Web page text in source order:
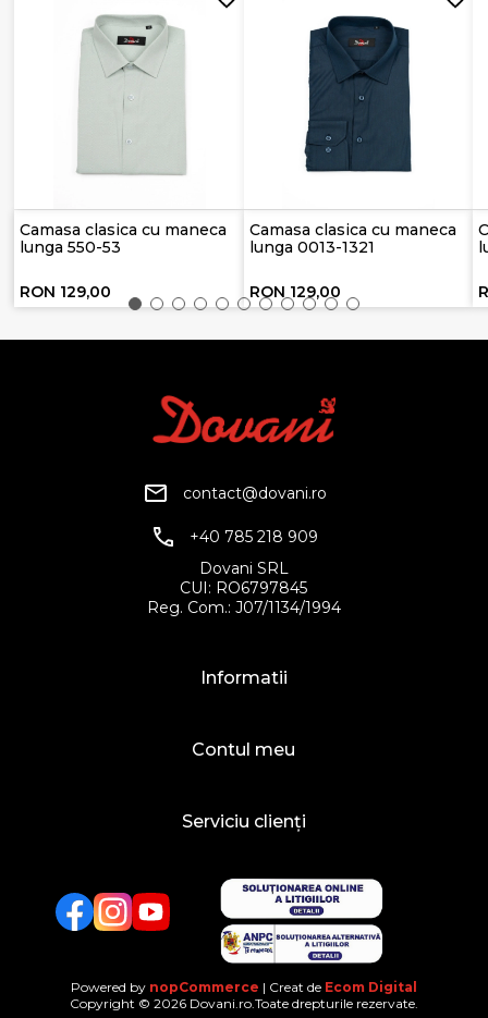
Camasa clasica cu maneca
lunga 550-53
RON 129,00
Camasa clasica cu maneca
lunga 0013-1321
RON 129,00
contact@dovani.ro
+40 785 218 909
Dovani SRL
CUI: RO6797845
Reg. Com.: J07/1134/1994
Informatii
Contul meu
Serviciu clienți
FacebookTwitterYouTube
Powered by nopCommerce | Creat de Ecom Digital
Copyright © 2026 Dovani.ro.Toate drepturile rezervate.